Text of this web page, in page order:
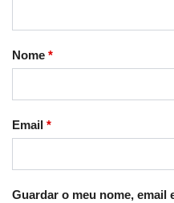
Nome *
Email *
Guardar o meu nome, email